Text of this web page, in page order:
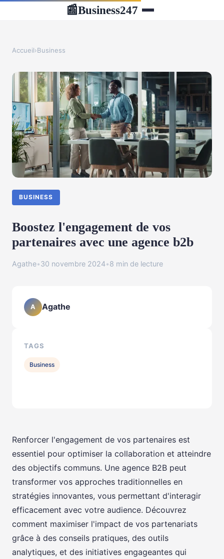
📰Business247
Accueil›Business
BUSINESS
Boostez l'engagement de vos
partenaires avec une agence b2b
Agathe•30 novembre 2024•8 min de lecture
Renforcer l'engagement de vos partenaires est
essentiel pour optimiser la collaboration et atteindre
des objectifs communs. Une agence B2B peut
transformer vos approches traditionnelles en
stratégies innovantes, vous permettant d'interagir
efficacement avec votre audience. Découvrez
comment maximiser l'impact de vos partenariats
grâce à des conseils pratiques, des outils
analytiques, et des initiatives engageantes qui
A Agathe
TAGS
Business